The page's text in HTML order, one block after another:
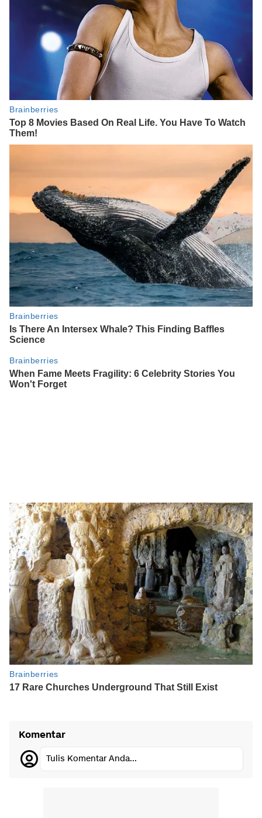
Komentar
Tulis Komentar Anda...